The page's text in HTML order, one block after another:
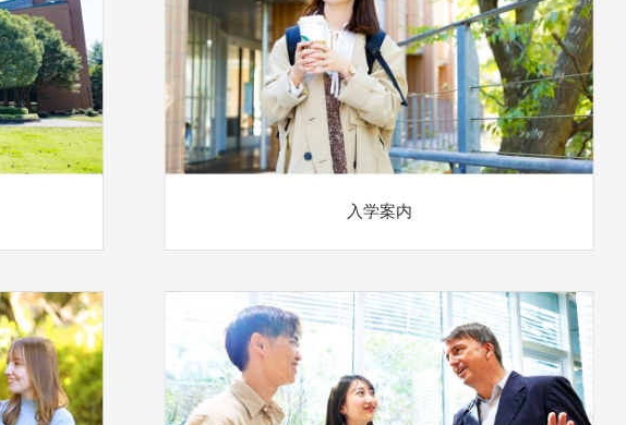
入学案内